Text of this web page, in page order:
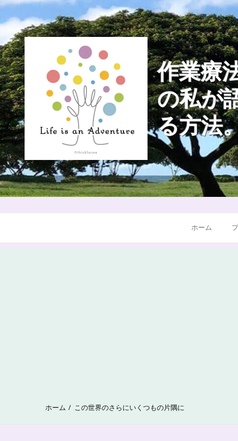
Skip
to
content
作業療
の私が
る方法
ホーム
ホーム この世界のさらにいくつもの片隅に